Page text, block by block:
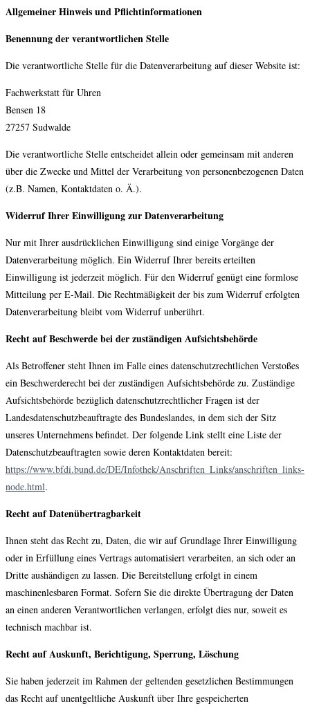
Allgemeiner Hinweis und Pflichtinformationen
Benennung der verantwortlichen Stelle
Die verantwortliche Stelle für die Datenverarbeitung auf dieser Website ist:
Fachwerkstatt für Uhren
Bensen 18
27257 Sudwalde
Die verantwortliche Stelle entscheidet allein oder gemeinsam mit anderen
über die Zwecke und Mittel der Verarbeitung von personenbezogenen Daten
(z.B. Namen, Kontaktdaten o. Ä.).
Widerruf Ihrer Einwilligung zur Datenverarbeitung
Nur mit Ihrer ausdrücklichen Einwilligung sind einige Vorgänge der
Datenverarbeitung möglich. Ein Widerruf Ihrer bereits erteilten
Einwilligung ist jederzeit möglich. Für den Widerruf genügt eine formlose
Mitteilung per E-Mail. Die Rechtmäßigkeit der bis zum Widerruf erfolgten
Datenverarbeitung bleibt vom Widerruf unberührt.
Recht auf Beschwerde bei der zuständigen Aufsichtsbehörde
Als Betroffener steht Ihnen im Falle eines datenschutzrechtlichen Verstoßes
ein Beschwerderecht bei der zuständigen Aufsichtsbehörde zu. Zuständige
Aufsichtsbehörde bezüglich datenschutzrechtlicher Fragen ist der
Landesdatenschutzbeauftragte des Bundeslandes, in dem sich der Sitz
unseres Unternehmens befindet. Der folgende Link stellt eine Liste der
Datenschutzbeauftragten sowie deren Kontaktdaten bereit:
https://www.bfdi.bund.de/DE/Infothek/Anschriften_Links/anschriften_links-
node.html.
Recht auf Datenübertragbarkeit
Ihnen steht das Recht zu, Daten, die wir auf Grundlage Ihrer Einwilligung
oder in Erfüllung eines Vertrags automatisiert verarbeiten, an sich oder an
Dritte aushändigen zu lassen. Die Bereitstellung erfolgt in einem
maschinenlesbaren Format. Sofern Sie die direkte Übertragung der Daten
an einen anderen Verantwortlichen verlangen, erfolgt dies nur, soweit es
technisch machbar ist.
Recht auf Auskunft, Berichtigung, Sperrung, Löschung
Sie haben jederzeit im Rahmen der geltenden gesetzlichen Bestimmungen
das Recht auf unentgeltliche Auskunft über Ihre gespeicherten